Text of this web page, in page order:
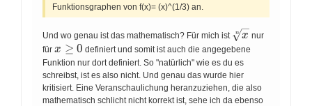
Funktionsgraphen von f(x)= (x)^(1/3) an.
Und wo genau ist das mathematisch? Für mich ist \sqrt[n]
{x}
n x nur
für x\geq
0
x ≥ 0 definiert und somit ist auch die angegebene
Funktion nur dort definiert. So "natürlich" wie es du es
schreibst, ist es also nicht. Und genau das wurde hier
kritisiert. Eine Veranschaulichung heranzuziehen, die also
mathematisch schlicht nicht korrekt ist, sehe ich da ebenso